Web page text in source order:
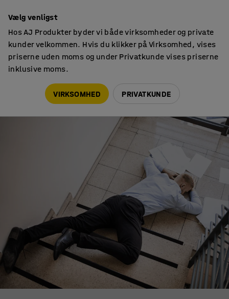
ARBEJDSMILJØ
Vælg venligst
Hos AJ Produkter byder vi både virksomheder og private
kunder velkommen. Hvis du klikker på Virksomhed, vises
priserne uden moms og under Privatkunde vises priserne
inklusive moms.
VIRKSOMHED PRIVATKUNDE